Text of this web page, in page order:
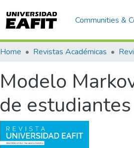
Communities &
Home Revistas Académicas
Modelo
de